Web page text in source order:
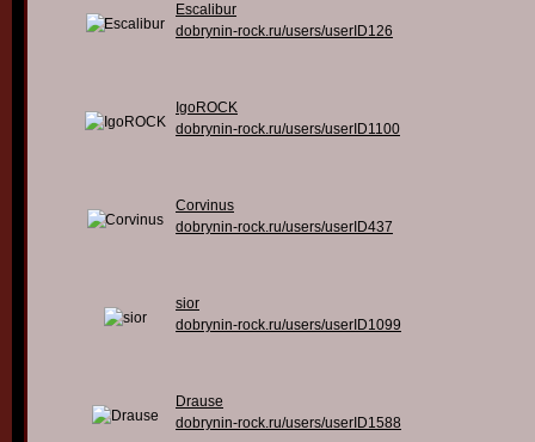
Escalibur
dobrynin-rock.ru/users/userID126
IgoROCK
dobrynin-rock.ru/users/userID1100
Corvinus
dobrynin-rock.ru/users/userID437
sior
dobrynin-rock.ru/users/userID1099
Drause
dobrynin-rock.ru/users/userID1588